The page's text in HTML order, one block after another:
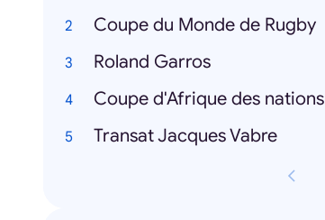
Coupe du Monde de Rugby
Roland Garros
Coupe d'Afrique des nations
Transat Jacques Vabre